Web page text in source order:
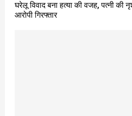
घरेलू विवाद बना हत्या की वजह, पत्नी की
आरोपी गिरफ्तार